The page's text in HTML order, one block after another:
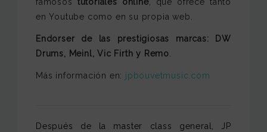
famosos tutoriales online, que ofrece tanto
en Youtube como en su propia web.
Endorser de las prestigiosas marcas: DW
Drums, Meinl, Vic Firth y Remo.
Más información en: jpbouvetmusic.com
Después de la master class general, JP